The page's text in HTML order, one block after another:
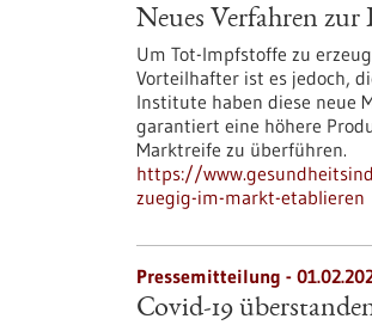
Neues Verfahren
Um Tot-Impfstoffe zu
Vorteilhafter ist es jedoch,
Institute haben diese neue
garantiert eine höhere
Marktreife zu überführen.
https://
zuegig-im-markt-etablieren
Pressemitteilung -
Covid-19